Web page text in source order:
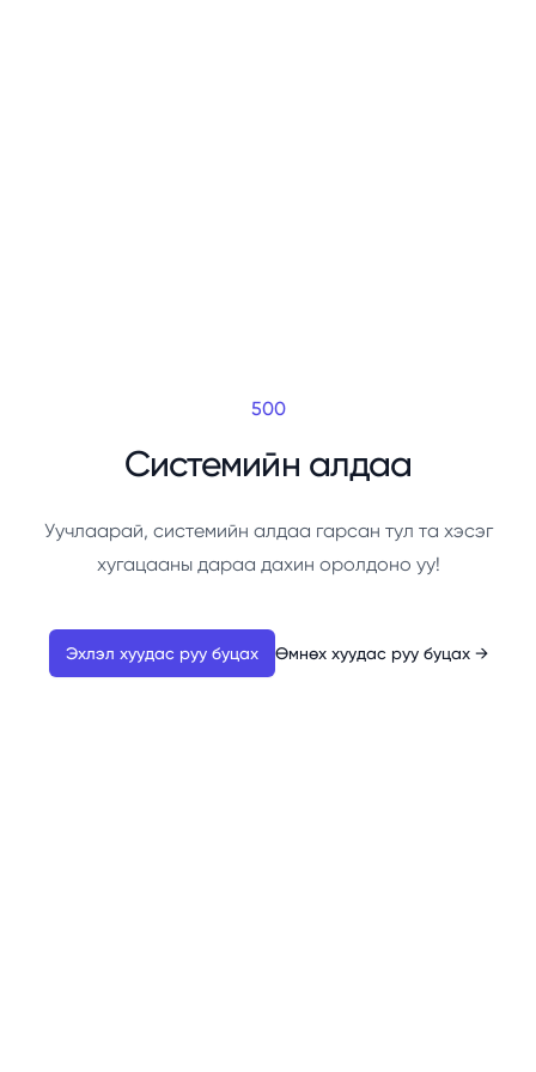
500
Системийн алдаа
Уучлаарай, системийн алдаа гарсан тул та хэсэг
хугацааны дараа дахин оролдоно уу!
Эхлэл хуудас руу буцах Өмнөх хуудас руу буцах →